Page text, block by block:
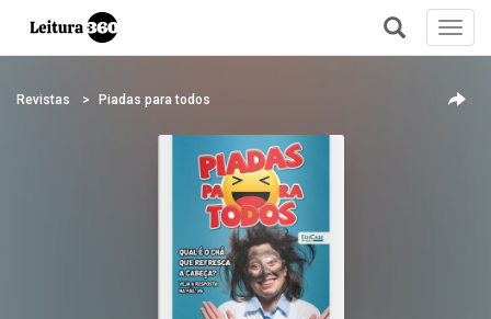
+
Revistas Piadas para todos